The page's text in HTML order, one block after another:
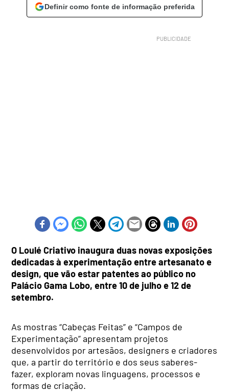
Definir como fonte de informação preferida
O Loulé Criativo inaugura duas novas exposições
dedicadas à experimentação entre artesanato e
design, que vão estar patentes ao público no
Palácio Gama Lobo, entre 10 de julho e 12 de
setembro.
As mostras “Cabeças Feitas” e “Campos de
Experimentação” apresentam projetos
desenvolvidos por artesãos, designers e criadores
que, a partir do território e dos seus saberes-
fazer, exploram novas linguagens, processos e
formas de criação.